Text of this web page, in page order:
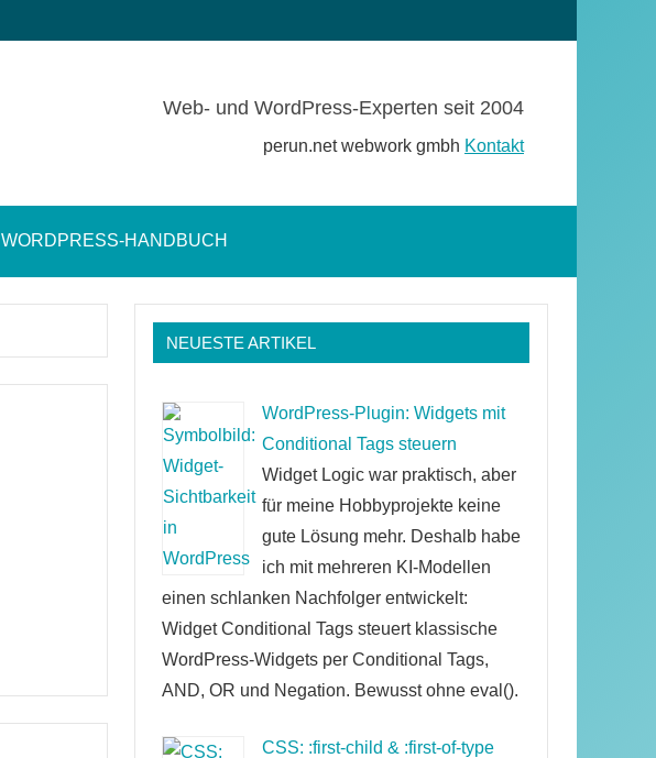
Web- und WordPress-Experten seit 2004
perun.net webwork gmbh Kontakt
öffnen
WORDPRESS-HANDBUCH
NEUESTE ARTIKEL
WordPress-Plugin: Widgets mit
Conditional Tags steuern
Widget Logic war praktisch, aber
für meine Hobbyprojekte keine
gute Lösung mehr. Deshalb habe
ich mit mehreren KI-Modellen
einen schlanken Nachfolger entwickelt:
Widget Conditional Tags steuert klassische
WordPress-Widgets per Conditional Tags,
AND, OR und Negation. Bewusst ohne eval().
CSS: :first-child & :first-of-type